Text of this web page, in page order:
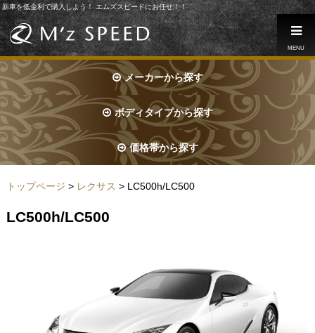
新車を低金利で購入しよう！ エムズスピードにお任せ！！
MENU
メーカーから探す
ボディタイプから探す
価格帯から探す
トップページ > レクサス > LC500h/LC500
LC500h/LC500